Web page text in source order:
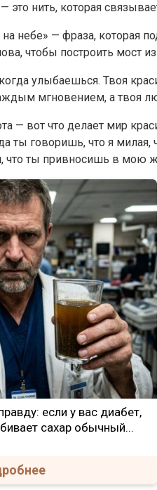
это нить, которая
небе» — фраза, которая
чтобы построить мост
улыбаешься. Твоя
мгновением, а твоя
— вот что делает мир
ты говоришь, что я милая,
что ты привносишь в мою
если у вас диабет,
сахар обычный...